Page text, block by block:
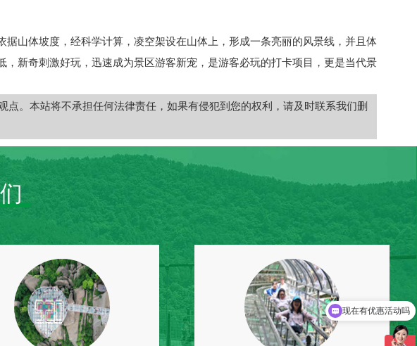
山体坡度，经科学计算，凌空架设在山体上，形成一条亮丽的风景线，并且体
新奇刺激好玩，迅速成为景区游客新宠，是游客必玩的打卡项目，更是当代景
。本站将不承担任何法律责任，如果有侵犯到您的权利，请及时联系我们删
可以介绍下你们的产品么